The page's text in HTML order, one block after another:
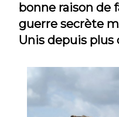
bonne raison de
guerre secrète
Unis depuis plus